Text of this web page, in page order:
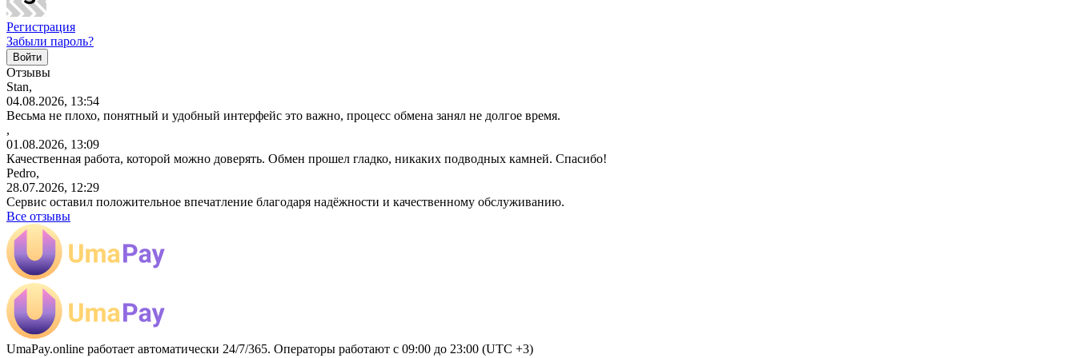
Регистрация
Забыли пароль?
Отзывы
Stan,
04.08.2026, 13:54
Весьма не плохо, понятный и удобный интерфейс это важно, процесс обмена занял не долгое время.
,
01.08.2026, 13:09
Качественная работа, которой можно доверять. Обмен прошел гладко, никаких подводных камней. Спасибо!
Pedro,
28.07.2026, 12:29
Сервис оставил положительное впечатление благодаря надёжности и качественному обслуживанию.
Все отзывы
UmaPay.online работает автоматически 24/7/365. Операторы работают с 09:00 до 23:00 (UTC +3)